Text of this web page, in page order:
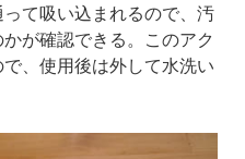
て吸い込まれるので、汚
が確認できる。このアク
、使用後は外して水洗い